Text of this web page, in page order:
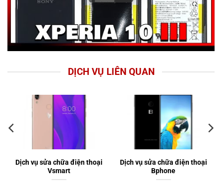
DỊCH VỤ LIÊN QUAN
Dịch vụ sửa chữa điện thoại
Vsmart
Dịch vụ sửa chữa điện thoại
Bphone